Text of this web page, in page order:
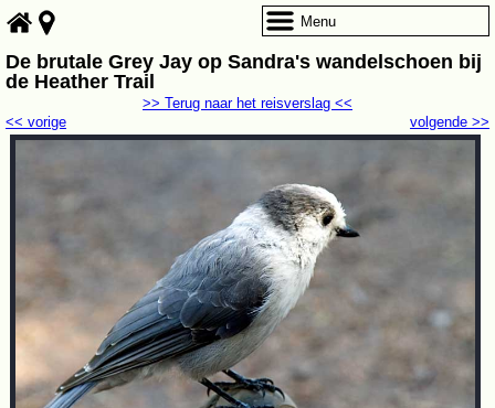
De brutale Grey Jay op Sandra's wandelschoen bij
de Heather Trail
volgende >>
<< vorige
>> Terug naar het reisverslag <<
Menu